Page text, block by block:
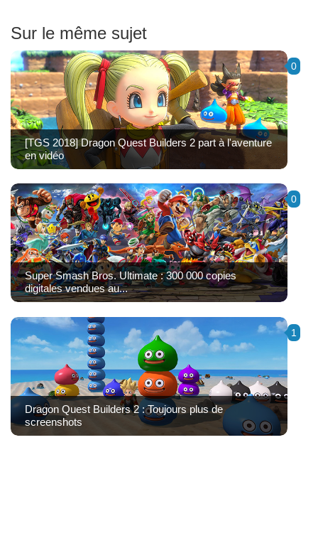
Sur le même sujet
0
[TGS 2018] Dragon Quest Builders 2 part à l'aventure
en vidéo
0
Super Smash Bros. Ultimate : 300 000 copies
digitales vendues au...
1
Dragon Quest Builders 2 : Toujours plus de
screenshots